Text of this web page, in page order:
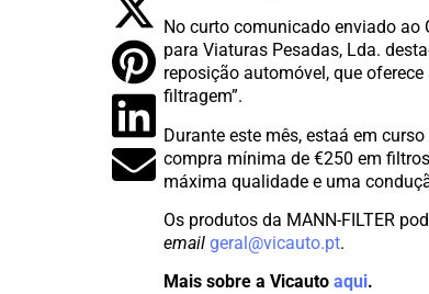
No curto comunicado enviado ao
para Viaturas Pesadas, Lda.
reposição automóvel, que
filtragem”.
Durante este mês, estaá em
compra mínima de €250 em filtros
máxima qualidade e uma
Os produtos da MANN-FILTER
email geral@vicauto.pt.
Mais sobre a Vicautoaqui.